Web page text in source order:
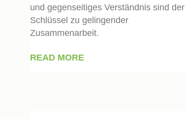
und gegenseitiges Verständnis sind der
Schlüssel zu gelingender
Zusammenarbeit.
READ MORE